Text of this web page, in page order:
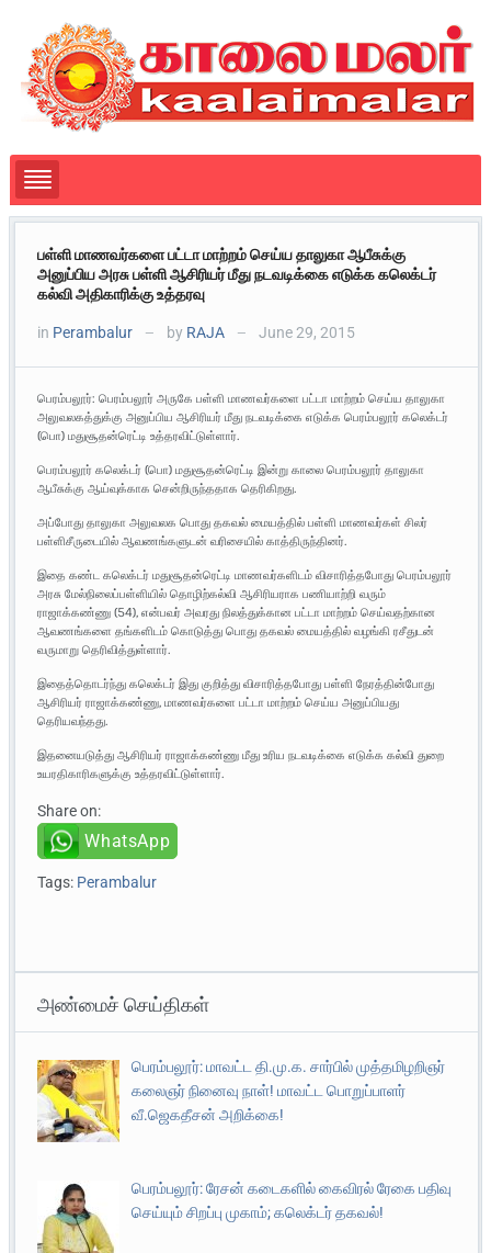
பள்ளி மாணவர்களை பட்டா மாற்றம் செய்ய தாலுகா ஆபீசுக்கு
அனுப்பிய அரசு பள்ளி ஆசிரியர் மீது நடவடிக்கை எடுக்க கலெக்டர்
கல்வி அதிகாரிக்கு உத்தரவு
in Perambalur — by RAJA — June 29, 2015
பெரம்பலூர்: பெரம்பலூர் அருகே பள்ளி மாணவர்களை பட்டா மாற்றம் செய்ய தாலுகா
அலுவலகத்துக்கு அனுப்பிய ஆசிரியர் மீது நடவடிக்கை எடுக்க பெரம்பலூர் கலெக்டர்
(பொ) மதுசூதன்ரெட்டி உத்தரவிட்டுள்ளார்.
பெரம்பலூர் கலெக்டர் (பொ) மதுசூதன்ரெட்டி இன்று காலை பெரம்பலூர் தாலுகா
ஆபீசுக்கு ஆய்வுக்காக சென்றிருந்ததாக தெரிகிறது.
அப்போது தாலுகா அலுவலக பொது தகவல் மையத்தில் பள்ளி மாணவர்கள் சிலர்
பள்ளிசீருடையில் ஆவணங்களுடன் வரிசையில் காத்திருந்தினர்.
இதை கண்ட கலெக்டர் மதுசூதன்ரெட்டி மாணவர்களிடம் விசாரித்தபோது பெரம்பலூர்
அரசு மேல்நிலைப்பள்ளியில் தொழிற்கல்வி ஆசிரியராக பணியாற்றி வரும்
ராஜாக்கண்ணு (54), என்பவர் அவரது நிலத்துக்கான பட்டா மாற்றம் செய்வதற்கான
ஆவணங்களை தங்களிடம் கொடுத்து பொது தகவல் மையத்தில் வழங்கி ரசீதுடன்
வருமாறு தெரிவித்துள்ளார்.
இதைத்தொடர்ந்து கலெக்டர் இது குறித்து விசாரித்தபோது பள்ளி நேரத்தின்போது
ஆசிரியர் ராஜாக்கண்ணு, மாணவர்களை பட்டா மாற்றம் செய்ய அனுப்பியது
தெரியவந்தது.
இதனையடுத்து ஆசிரியர் ராஜாக்கண்ணு மீது உரிய நடவடிக்கை எடுக்க கல்வி துறை
உயரதிகாரிகளுக்கு உத்தரவிட்டுள்ளார்.
Share on:
WhatsApp
Tags: Perambalur
அண்மைச் செய்திகள்
பெரம்பலூர்: மாவட்ட தி.மு.க. சார்பில் முத்தமிழறிஞர்
கலைஞர் நினைவு நாள்! மாவட்ட பொறுப்பாளர்
வீ.ஜெகதீசன் அறிக்கை!
பெரம்பலூர்: ரேசன் கடைகளில் கைவிரல் ரேகை பதிவு
செய்யும் சிறப்பு முகாம்; கலெக்டர் தகவல்!